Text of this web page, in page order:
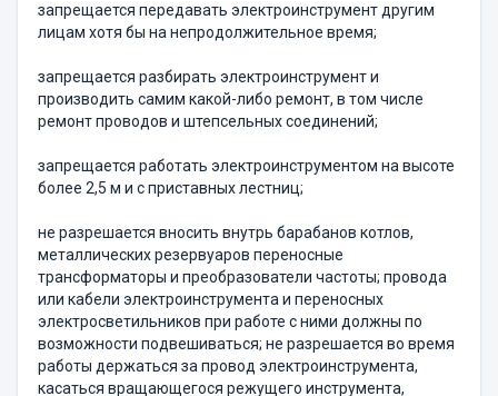
запрещается передавать электроинструмент другим
лицам хотя бы на непродолжительное время;
запрещается разбирать электроинструмент и
производить самим какой-либо ремонт, в том числе
ремонт проводов и штепсельных соединений;
запрещается работать электроинструментом на высоте
более 2,5 м и с приставных лестниц;
не разрешается вносить внутрь барабанов котлов,
металлических резервуаров переносные
трансформаторы и преобразователи частоты; провода
или кабели электроинструмента и переносных
электросветильников при работе с ними должны по
возможности подвешиваться; не разрешается во время
работы держаться за провод электроинструмента,
касаться вращающегося режущего инструмента,